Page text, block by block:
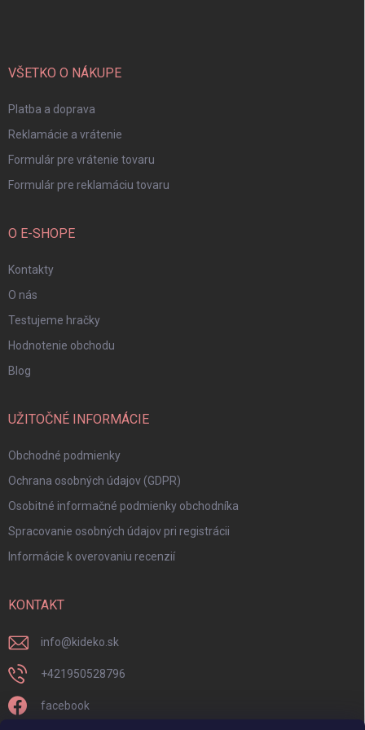
VŠETKO O NÁKUPE
Platba a doprava
Reklamácie a vrátenie
Formulár pre vrátenie tovaru
Formulár pre reklamáciu tovaru
O E-SHOPE
Kontakty
O nás
Testujeme hračky
Hodnotenie obchodu
Blog
UŽITOČNÉ INFORMÁCIE
Obchodné podmienky
Ochrana osobných údajov (GDPR)
Osobitné informačné podmienky obchodníka
Spracovanie osobných údajov pri registrácii
Informácie k overovaniu recenzií
KONTAKT
info@kideko.sk
+421950528796
facebook